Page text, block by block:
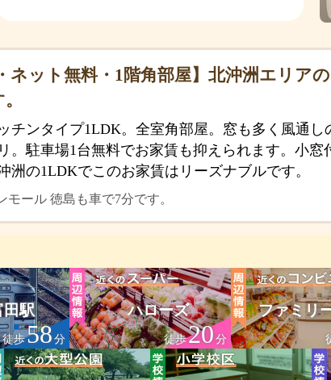
ネット無料・1階角部屋】北沖洲エリア
チンタイプ1LDK。全室角部屋。窓も多く風通
。駐車場1台無料でお家賃も抑えられます。小窓
洲の1LDKでこのお家賃はリーズナブルです。
ール 徳島も車で7分です。
田駅
徒歩58分
ハローズ
徒歩20分
ファミリ